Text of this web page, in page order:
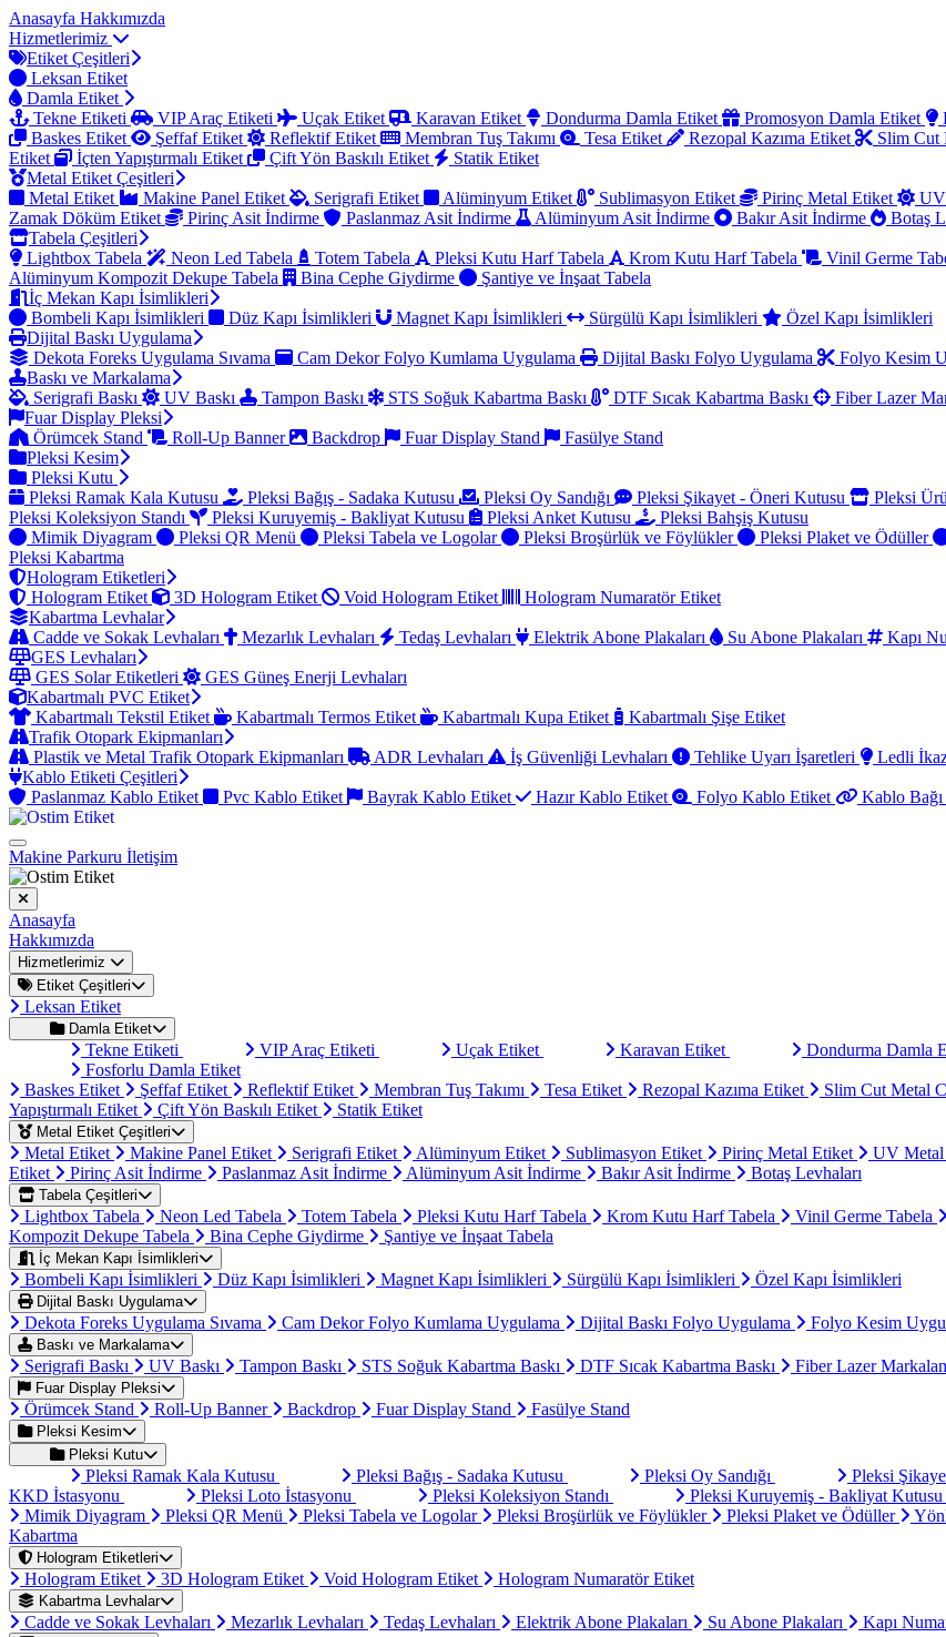
Anasayfa Hakkımızda
Hizmetlerimiz
Etiket Çeşitleri
Leksan Etiket
Damla Etiket
Tekne Etiketi
VIP Araç Etiketi Uçak Etiket Karavan Etiket Dondurma Damla Etiket Promosyon Damla Etiket
Baskes Etiket
Şeffaf Etiket Reflektif Etiket Membran Tuş Takımı Tesa Etiket Rezopal Kazıma Etiket Slim Cut
Etiket
İçten Yapıştırmalı Etiket Çift Yön Baskılı Etiket
Statik Etiket
Metal Etiket Çeşitleri
Metal Etiket
Makine Panel Etiket Serigrafi Etiket Alüminyum Etiket Sublimasyon Etiket Pirinç Metal Etiket
Zamak Döküm Etiket
Pirinç Asit İndirme Paslanmaz Asit İndirme Alüminyum Asit İndirme Bakır Asit İndirme
Botaş
Tabela Çeşitleri
Lightbox Tabela
Neon Led Tabela Totem Tabela Pleksi Kutu Harf Tabela Krom Kutu Harf Tabela Vinil Germe
Alüminyum Kompozit Dekupe Tabela
Bina Cephe Giydirme
Şantiye ve İnşaat Tabela
İç Mekan Kapı İsimlikleri
Bombeli Kapı İsimlikleri
Düz Kapı İsimlikleri Magnet Kapı İsimlikleri Sürgülü Kapı İsimlikleri
Özel Kapı İsimlikleri
Dijital Baskı Uygulama
Dekota Foreks Uygulama Sıvama
Cam Dekor Folyo Kumlama Uygulama Dijital Baskı Folyo Uygulama Folyo Kesim
Baskı ve Markalama
Serigrafi Baskı
UV Baskı Tampon Baskı STS Soğuk Kabartma Baskı DTF Sıcak Kabartma Baskı Fiber Lazer
Fuar Display Pleksi
Örümcek Stand
Roll-Up Banner Backdrop Fuar Display Stand
Fasülye Stand
Pleksi Kesim
Pleksi Kutu
Pleksi Ramak Kala Kutusu
Pleksi Bağış - Sadaka Kutusu Pleksi Oy Sandığı Pleksi Şikayet - Öneri Kutusu Pleksi
Pleksi Koleksiyon Standı
Pleksi Kuruyemiş - Bakliyat Kutusu Pleksi Anket Kutusu
Pleksi Bahşiş Kutusu
Mimik Diyagram
Pleksi QR Menü Pleksi Tabela ve Logolar Pleksi Broşürlük ve Föylükler Pleksi Plaket ve Ödüller
Pleksi Kabartma
Hologram Etiketleri
Hologram Etiket
3D Hologram Etiket Void Hologram Etiket
Hologram Numaratör Etiket
Kabartma Levhalar
Cadde ve Sokak Levhaları
Mezarlık Levhaları Tedaş Levhaları Elektrik Abone Plakaları Su Abone Plakaları
Kapı
GES Levhaları
GES Solar Etiketleri
GES Güneş Enerji Levhaları
Kabartmalı PVC Etiket
Kabartmalı Tekstil Etiket
Kabartmalı Termos Etiket Kabartmalı Kupa Etiket
Kabartmalı Şişe Etiket
Trafik Otopark Ekipmanları
Plastik ve Metal Trafik Otopark Ekipmanları
ADR Levhaları İş Güvenliği Levhaları Tehlike Uyarı İşaretleri
Ledli
Kablo Etiketi Çeşitleri
Paslanmaz Kablo Etiket
Pvc Kablo Etiket Bayrak Kablo Etiket Hazır Kablo Etiket Folyo Kablo Etiket Kablo
Makine Parkuru İletişim
Anasayfa
Hakkımızda
Hizmetlerimiz
Etiket Çeşitleri
Leksan Etiket
Damla Etiket
Tekne Etiketi VIP Araç Etiketi Uçak Etiket Karavan Etiket Dondurma Damla
Fosforlu Damla Etiket
Baskes Etiket
Şeffaf Etiket Reflektif Etiket Membran Tuş Takımı Tesa Etiket Rezopal Kazıma Etiket Slim Cut Metal
Yapıştırmalı Etiket
Çift Yön Baskılı Etiket Statik Etiket
Metal Etiket Çeşitleri
Metal Etiket Makine Panel Etiket Serigrafi Etiket Alüminyum Etiket Sublimasyon Etiket Pirinç Metal Etiket UV
Etiket
Pirinç Asit İndirme Paslanmaz Asit İndirme Alüminyum Asit İndirme Bakır Asit İndirme Botaş Levhaları
Tabela Çeşitleri
Lightbox Tabela Neon Led Tabela Totem Tabela Pleksi Kutu Harf Tabela Krom Kutu Harf Tabela Vinil Germe Tabela
Kompozit Dekupe Tabela
Bina Cephe Giydirme Şantiye ve İnşaat Tabela
İç Mekan Kapı İsimlikleri
Bombeli Kapı İsimlikleri Düz Kapı İsimlikleri Magnet Kapı İsimlikleri Sürgülü Kapı İsimlikleri Özel Kapı İsimlikleri
Dijital Baskı Uygulama
Dekota Foreks Uygulama Sıvama Cam Dekor Folyo Kumlama Uygulama Dijital Baskı Folyo Uygulama Folyo Kesim
Baskı ve Markalama
Serigrafi Baskı UV Baskı Tampon Baskı STS Soğuk Kabartma Baskı DTF Sıcak Kabartma Baskı Fiber Lazer
Fuar Display Pleksi
Örümcek Stand Roll-Up Banner Backdrop Fuar Display Stand Fasülye Stand
Pleksi Kesim
Pleksi Kutu
Pleksi Ramak Kala Kutusu Pleksi Bağış - Sadaka Kutusu Pleksi Oy Sandığı Pleksi
KKD İstasyonu
Pleksi Loto İstasyonu Pleksi Koleksiyon Standı Pleksi Kuruyemiş - Bakliyat Kutusu
Mimik Diyagram
Pleksi QR Menü Pleksi Tabela ve Logolar Pleksi Broşürlük ve Föylükler Pleksi Plaket ve Ödüller
Kabartma
Hologram Etiketleri
Hologram Etiket 3D Hologram Etiket Void Hologram Etiket Hologram Numaratör Etiket
Kabartma Levhalar
Cadde ve Sokak Levhaları Mezarlık Levhaları Tedaş Levhaları Elektrik Abone Plakaları Su Abone Plakaları Kapı